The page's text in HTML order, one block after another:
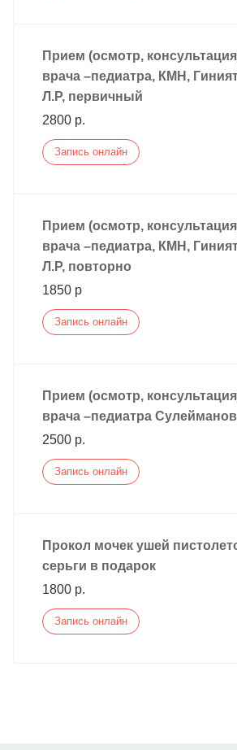
Прием (осмотр,
врача –педиатра, КМН,
Л.Р, первичный
2800 р.
Запись онлайн
Прием (осмотр,
врача –педиатра, КМН,
Л.Р, повторно
1850 р
Запись онлайн
Прием (осмотр,
врача –педиатра
2500 р.
Запись онлайн
Прокол мочек ушей
серьги в подарок
1800 р.
Запись онлайн